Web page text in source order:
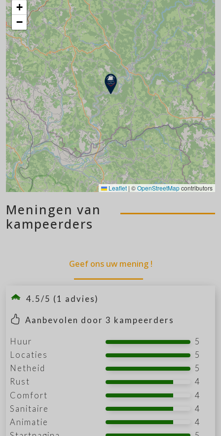
+
−
Leaflet | ©OpenStreetMapcontributors
Meningen van
kampeerders
Geef ons uw mening !
4.5/5 (1 advies)
Aanbevolen door 3 kampeerders
Huur
5
Locaties
5
Netheid
5
Rust
4
Comfort
4
Sanitaire
4
Animatie
4